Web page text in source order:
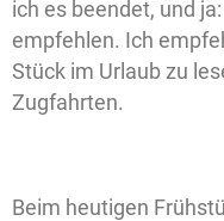
ich es beendet, und
empfehlen. Ich
Stück im Urlaub zu
Zugfahrten.
Beim heutigen